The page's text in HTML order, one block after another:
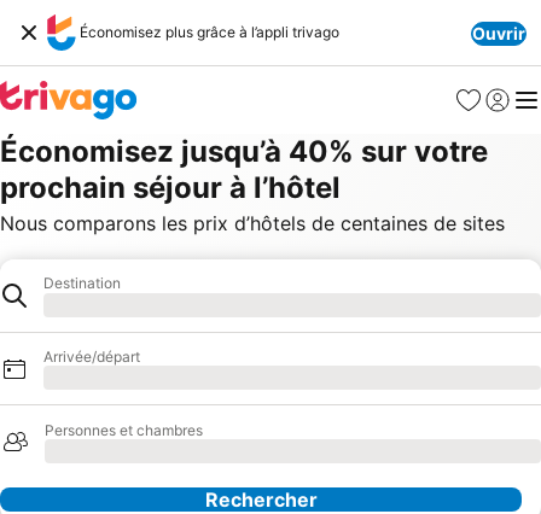
Économisez plus grâce à l’appli trivago Ouvrir
Favoris
Se
Économisez jusqu’à 40% sur votre
prochain séjour à l’hôtel
Nous comparons les prix d’hôtels de centaines de sites
Hôtel
Destination
Arrivée/départ
Personnes et chambres
Rechercher